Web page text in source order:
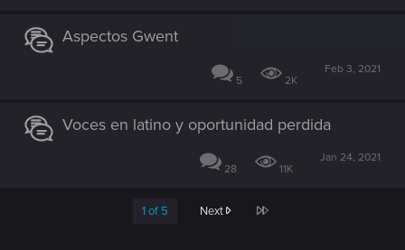
Aspectos Gwent
5 2K
Feb 3, 2021
Voces en latino y oportunidad perdida
28 11K
Jan 24, 2021
1 of 5 Next Last